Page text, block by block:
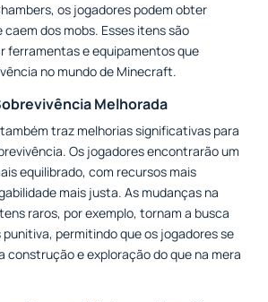
os jogadores podem obter
dos mobs. Esses itens são
ferramentas e equipamentos que
no mundo de Minecraft.
Melhorada
também traz melhorias significativas para
Os jogadores encontrarão um
equilibrado, com recursos mais
mais justa. As mudanças na
raros, por exemplo, tornam a busca
permitindo que os jogadores se
construção e exploração do que na mera